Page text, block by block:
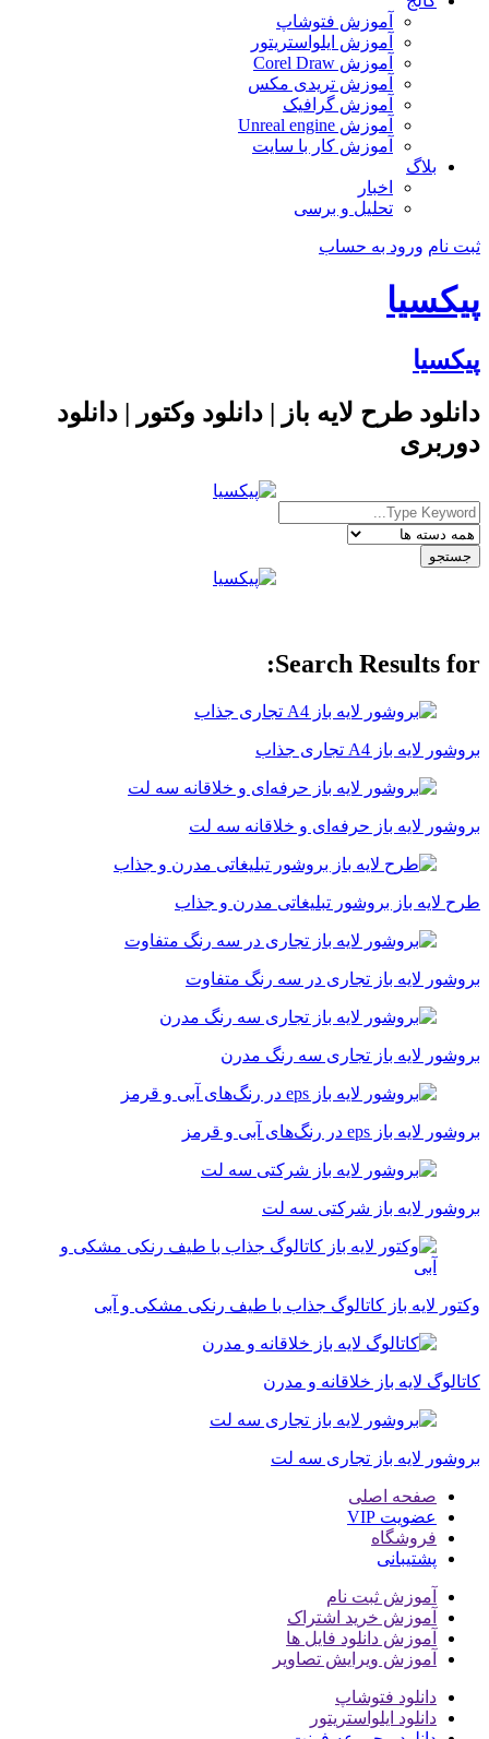
آموزش فتوشاپ
آموزش ایلواستریتور
آموزش Corel Draw
آموزش تریدی مکس
آموزش گرافیک
آموزش Unreal engine
آموزش کار با سایت
بلاگ
اخبار
تحلیل و برسی
ثبت نام ورود به حساب
پیکسیا
پیکسیا
دانلود طرح لایه باز | دانلود وکتور | دانلود
دوربری
Search Results for:
بروشور لایه باز A4 تجاری جذاب
بروشور لایه باز حرفه‌ای و خلاقانه سه لت
طرح لایه باز بروشور تبلیغاتی مدرن و جذاب
بروشور لایه باز تجاری در سه رنگ متفاوت
بروشور لایه باز تجاری سه رنگ مدرن
بروشور لایه باز eps در رنگ‌های آبی و قرمز
بروشور لایه باز شرکتی سه لت
وکتور لایه باز کاتالوگ جذاب با طیف رنکی مشکی و آبی
کاتالوگ لایه باز خلاقانه و مدرن
بروشور لایه باز تجاری سه لت
صفحه اصلی
عضویت VIP
فروشگاه
پشتیبانی
آموزش ثبت نام
آموزش خرید اشتراک
آموزش دانلود فایل ها
آموزش ویرایش تصاویر
دانلود فتوشاپ
دانلود ایلواستریتور